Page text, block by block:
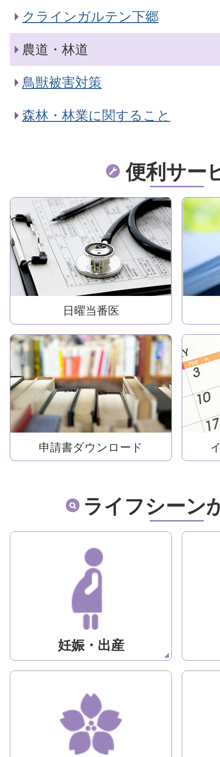
クラインガルテン下郷
農道・林道
鳥獣被害対策
森林・林業に関すること
便利サー
日曜当番医
申請書ダウンロード
ライフシーン
妊娠・出産